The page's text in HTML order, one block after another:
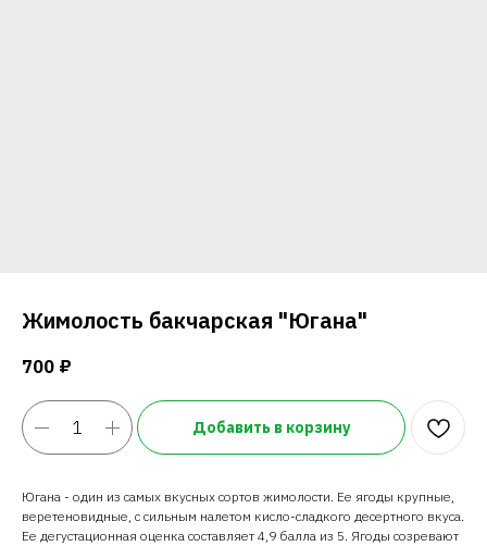
Жимолость бакчарская "Югана"
700 ₽
Добавить в корзину
Югана - один из самых вкусных сортов жимолости. Ее ягоды крупные,
веретеновидные, с сильным налетом кисло-сладкого десертного вкуса.
Ее дегустационная оценка составляет 4,9 балла из 5. Ягоды созревают